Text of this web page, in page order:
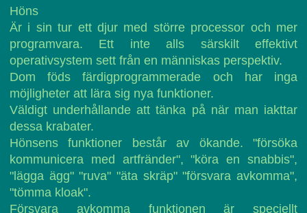
Höns
Är i sin tur ett djur med större processor och mer
programvara. Ett inte alls särskilt effektivt
operativsystem sett från en människas perspektiv.
Dom föds färdigprogrammerade och har inga
möjligheter att lära sig nya funktioner.
Väldigt underhållande att tänka på när man iakttar
dessa krabater.
Hönsens funktioner består av ökande. "försöka
kommunicera med artfränder", "köra en snabbis",
"lägga ägg" "ruva" "äta skräp" "försvara avkomma",
"tömma kloak".
Försvara avkomma funktionen är speciellt